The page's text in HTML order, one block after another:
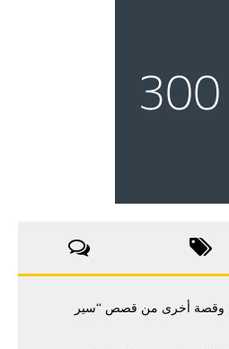
وقصة أخرى من قصص “سير